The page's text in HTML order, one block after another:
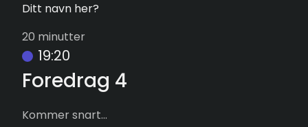
Ditt navn her?
20 minutter
19:20
Foredrag 4
Kommer snart...